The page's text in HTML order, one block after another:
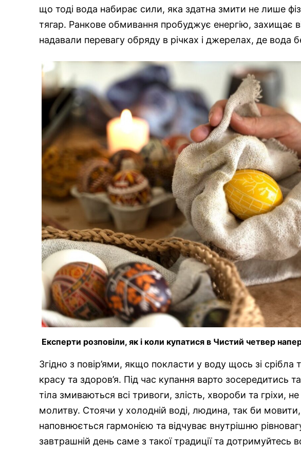
що тоді вода набирає сили, яка здатна змити не лише
тягар. Ранкове обмивання пробуджує енергію, захищає
надавали перевагу обряду в річках і джерелах, де вода
Експерти розповіли, як і коли купатися в Чистий четвер
Згідно з повір’ями, якщо покласти у воду щось зі
красу та здоров’я. Під час купання варто зосередитись
тіла змиваються всі тривоги, злість, хвороби та гріхи,
молитву. Стоячи у холодній воді, людина, так би
наповнюється гармонією та відчуває внутрішню
завтрашній день саме з такої традиції та дотримуйтесь